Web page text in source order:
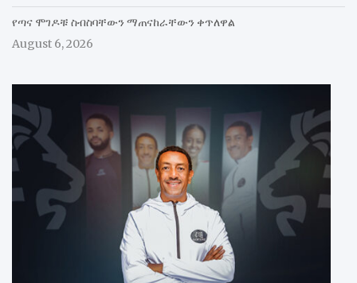
የጣና ሞገዶቹ ስብስባቸውን ማጠናከራቸውን ቀጥለዋል
August 6, 2026